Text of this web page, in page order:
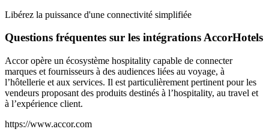
Libérez la puissance d'une connectivité simplifiée
Questions fréquentes sur les intégrations AccorHotels
Accor opère un écosystème hospitality capable de connecter
marques et fournisseurs à des audiences liées au voyage, à
l’hôtellerie et aux services. Il est particulièrement pertinent pour les
vendeurs proposant des produits destinés à l’hospitality, au travel et
à l’expérience client.
https://www.accor.com